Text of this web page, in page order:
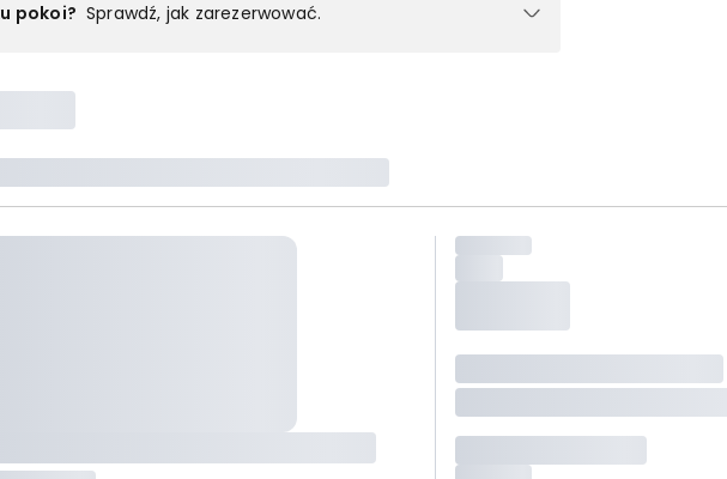
pokoi? Sprawdź, jak zarezerwować.
ją. Zrób oddzielne rezerwacje dla każdego kolejnego pokoju
zamówienie u naszego doradcy.
osób, osiągnąłeś(-aś) maksymalny limit dla 1 pokoju.